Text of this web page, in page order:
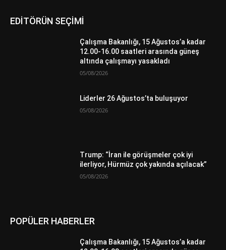
EDİTÖRÜN SEÇİMİ
Çalışma Bakanlığı, 15 Ağustos’a kadar
12.00-16.00 saatleri arasında güneş
altında çalışmayı yasakladı
05/08/2026
Liderler 26 Ağustos’ta buluşuyor
05/08/2026
Trump: “İran ile görüşmeler çok iyi
ilerliyor, Hürmüz çok yakında açılacak”
05/08/2026
POPÜLER HABERLER
Çalışma Bakanlığı, 15 Ağustos’a kadar